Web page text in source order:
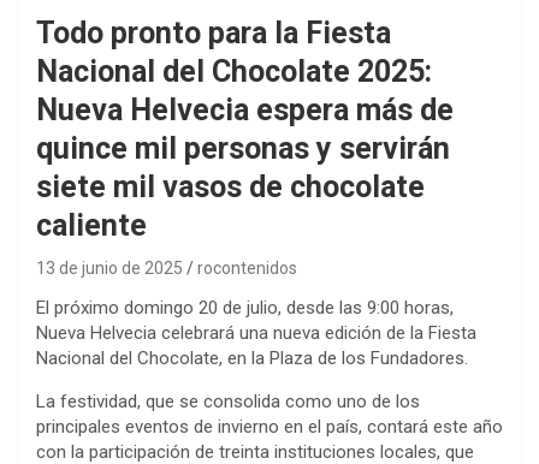
Todo pronto para la Fiesta
Nacional del Chocolate 2025:
Nueva Helvecia espera más de
quince mil personas y servirán
siete mil vasos de chocolate
caliente
13 de junio de 2025 rocontenidos
El próximo domingo 20 de julio, desde las 9:00 horas,
Nueva Helvecia celebrará una nueva edición de la Fiesta
Nacional del Chocolate, en la Plaza de los Fundadores.
La festividad, que se consolida como uno de los
principales eventos de invierno en el país, contará este año
con la participación de treinta instituciones locales, que